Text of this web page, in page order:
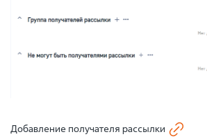
Добавление получателя рассылки